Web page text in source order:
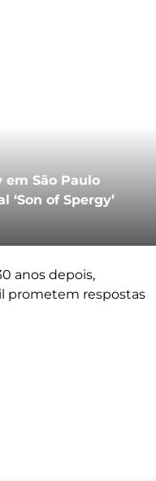
em São Paulo
of Spergy’